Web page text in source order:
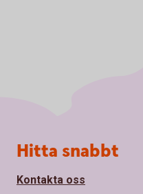
Sidfot
Hitta snabbt
Kontakta oss